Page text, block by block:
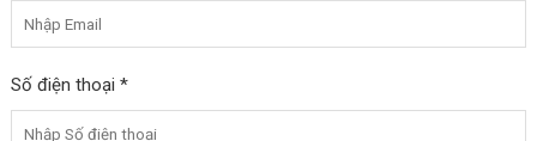
Số điện thoại *